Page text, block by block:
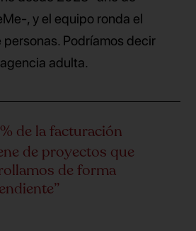
, y el equipo ronda el
Podríamos decir
adulta.
de proyectos que
de forma